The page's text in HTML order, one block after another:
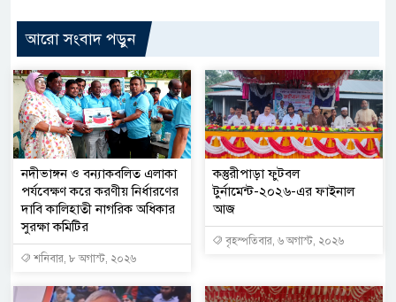
আরো সংবাদ পড়ুন
নদীভাঙ্গন ও বন্যাকবলিত এলাকা
পর্যবেক্ষণ করে করণীয় নির্ধারণের
দাবি কালিহাতী নাগরিক অধিকার
সুরক্ষা কমিটির
শনিবার, ৮ অগাস্ট, ২০২৬
কস্তুরীপাড়া ফুটবল
টুর্নামেন্ট-২০২৬-এর ফাইনাল
আজ
বৃহস্পতিবার, ৬ অগাস্ট, ২০২৬